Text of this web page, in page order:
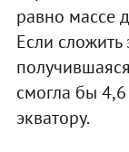
равно массе
Если сложить
смогла бы
экватору.